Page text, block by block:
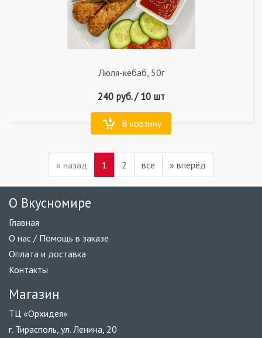
Люля-кебаб, 50г
240руб. /10 шт
В корзину
« назад 1 2 все » вперёд
О Вкусномире
Главная
О нас / Помощь в заказе
Оплата и доставка
Контакты
Магазин
ТЦ «Орхидея»
г. Тирасполь, ул. Ленина, 20